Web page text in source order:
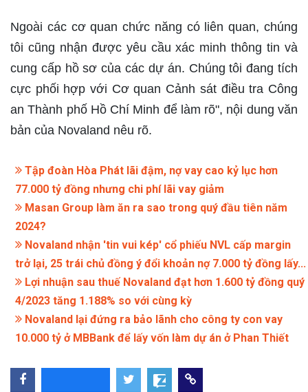
Ngoài các cơ quan chức năng có liên quan, chúng
tôi cũng nhận được yêu cầu xác minh thông tin và
cung cấp hồ sơ của các dự án. Chúng tôi đang tích
cực phối hợp với Cơ quan Cảnh sát điều tra Công
an Thành phố Hồ Chí Minh để làm rõ", nội dung văn
bản của Novaland nêu rõ.
Tập đoàn Hòa Phát lãi đậm, nợ vay cao kỷ lục hơn
77.000 tỷ đồng nhưng chi phí lãi vay giảm
Masan Group làm ăn ra sao trong quý đầu tiên năm
2024?
Novaland nhận 'tin vui kép' cổ phiếu NVL cấp margin
trở lại, 25 trái chủ đồng ý đổi khoản nợ 7.000 tỷ đồng lấy...
Lợi nhuận sau thuế Novaland đạt hơn 1.600 tỷ đồng quý
4/2023 tăng 1.188% so với cùng kỳ
Novaland lại đứng ra bảo lãnh cho công ty con vay
10.000 tỷ ở MBBank để lấy vốn làm dự án ở Phan Thiết